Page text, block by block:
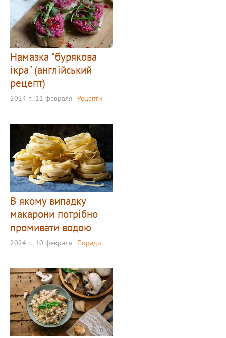
Намазка "бурякова
ікра" (англійський
рецепт)
2024 г., 11 февраля Рецепти
В якому випадку
макарони потрібно
промивати водою
2024 г., 10 февраля Поради